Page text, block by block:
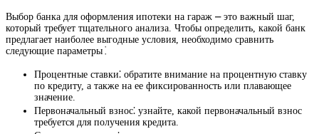
Выбор банка для оформления ипотеки на гараж ⎼ это важный шаг,
который требует тщательного анализа. Чтобы определить, какой банк
предлагает наиболее выгодные условия, необходимо сравнить
следующие параметры⁚
Процентные ставки⁚ обратите внимание на процентную ставку
по кредиту, а также на ее фиксированность или плавающее
значение.
Первоначальный взнос⁚ узнайте, какой первоначальный взнос
требуется для получения кредита.